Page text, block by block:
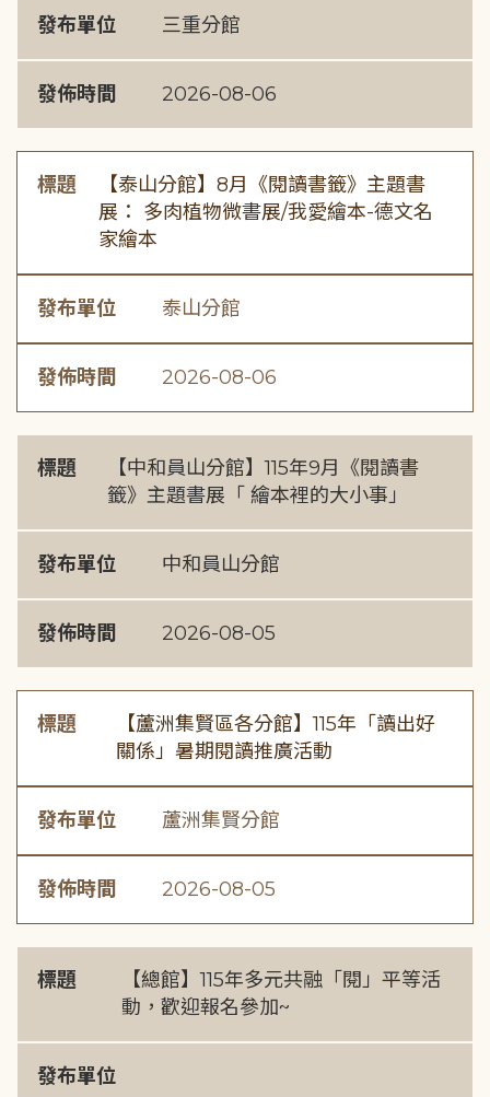
發布單位 三重分館
發佈時間 2026-08-06
標題
【泰山分館】8月《閱讀書籤》主題書
展： 多肉植物微書展/我愛繪本-德文名
家繪本
發布單位 泰山分館
發佈時間 2026-08-06
標題
【中和員山分館】115年9月《閱讀書
籤》主題書展「 繪本裡的大小事」
發布單位 中和員山分館
發佈時間 2026-08-05
標題
【蘆洲集賢區各分館】115年「讀出好
關係」暑期閱讀推廣活動
發布單位 蘆洲集賢分館
發佈時間 2026-08-05
標題
【總館】115年多元共融「閱」平等活
動，歡迎報名參加~
發布單位